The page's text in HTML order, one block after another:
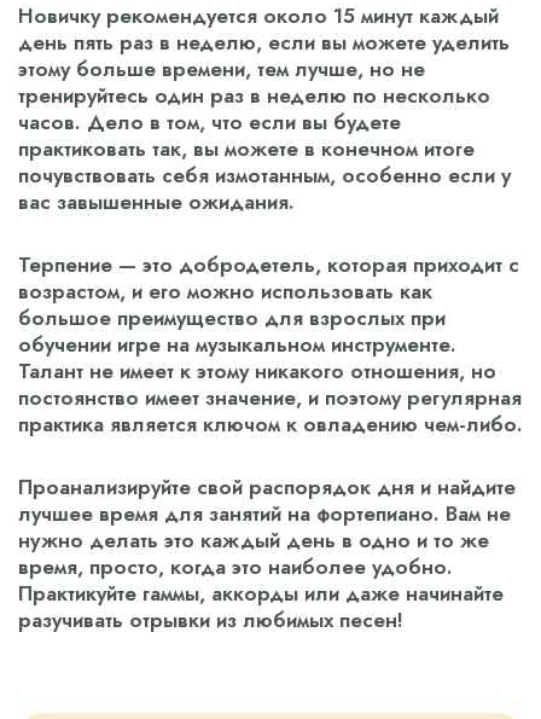
Новичку рекомендуется около 15 минут каждый
день пять раз в неделю, если вы можете уделить
этому больше времени, тем лучше, но не
тренируйтесь один раз в неделю по несколько
часов. Дело в том, что если вы будете
практиковать так, вы можете в конечном итоге
почувствовать себя измотанным, особенно если у
вас завышенные ожидания.
Терпение — это добродетель, которая приходит с
возрастом, и его можно использовать как
большое преимущество для взрослых при
обучении игре на музыкальном инструменте.
Талант не имеет к этому никакого отношения, но
постоянство имеет значение, и поэтому регулярная
практика является ключом к овладению чем-либо.
Проанализируйте свой распорядок дня и найдите
лучшее время для занятий на фортепиано. Вам не
нужно делать это каждый день в одно и то же
время, просто, когда это наиболее удобно.
Практикуйте гаммы, аккорды или даже начинайте
разучивать отрывки из любимых песен!